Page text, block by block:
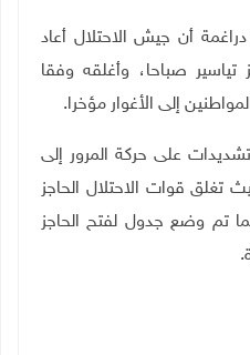
أن جيش الاحتلال أعاد
تياسير صباحا، وأغلقه وفقا
إلى الأغوار مؤخرا.
على حركة المرور إلى
تغلق قوات الاحتلال الحاجز
تم وضع جدول لفتح الحاجز
.